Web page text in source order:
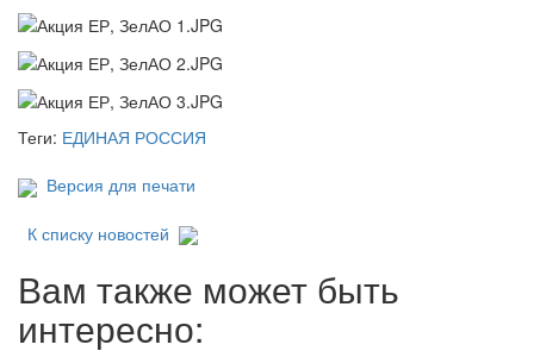
Теги: ЕДИНАЯ РОССИЯ
Версия для печати
К списку новостей
Вам также может быть
интересно: